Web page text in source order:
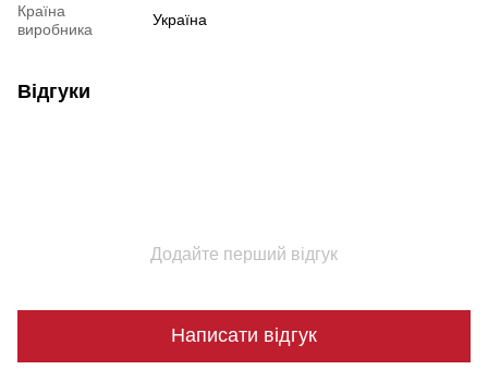
Країна
виробника
Україна
Відгуки
Додайте перший відгук
Написати відгук